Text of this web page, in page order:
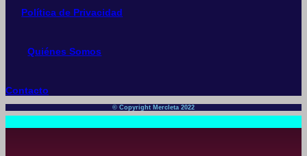
Política de Privacidad
Quiénes Somos
Contacto
© Copyright Mercleta 2022